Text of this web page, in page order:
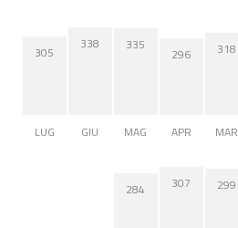
305
LUG
338
GIU
335
MAG
296
APR
318
MAR
284 307 299